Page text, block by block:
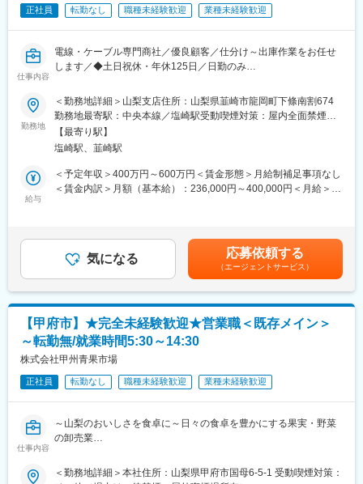
指しています。
■ミッション
といった業務でいかに円滑な営業サポートを実現します。基本的
に営業1人に対して営業アシスタント1名が付きます。
■組織構成
拠点長：40代、拠点長代理：30代、主任2名：30代の他は皆20代
と若い拠点です。拠点人員は約10名（営業職3名、営業事務3
名）。
■入社後
入社2、3ヶ月の研修（商材に関する知識を身に着けます）
主な取引先は医療機器、半導体製造装置、精密測定器等、産業用
電子機器を扱うメーカーです。当社の強みとしては量産品だけで
はなく細かなニーズに対応した特注品を提供できることであり、
商社でありながら自社工場（第一電材ファクトリー株式会社）を
構えて商品の加工などもできることです。創業以来、赤字決算に
なったことがなく55年以上すべての決算が「黒字経営」です。当
社の事業は世の中の状況や景気の影響を受けにくく、コロナ禍で
も業績は安定、さらには伸長している状況であり、製造現場の自
動化やデジタル化が急速に進む需要に応え、今後も成長していき
ます。
正社員 転勤なし 職種未経験歓迎 業種未経験歓迎
仕事内容
電線・ケーブル専門商社／優良顧客／仕分け～出庫作業をお任せ
します／◆土日祝休・年休125日／日勤のみ
部品が入ってきたら仕分け、入庫、ピッキング、出庫業務を行な
っていただきます。
また、在庫品の出庫やお客様への出荷業務も行っていただきま
す。お客様への直接納入もございます。
※フォークリフトの免許は会社負担で入社後に取得することができ
ます。
【変更の範囲：会社の定める業務】
ダーを目指すことも可能です。
拠点長：40代、拠点長代理：30代、主任2名：30代の他は皆20代
と若い拠点です。拠点人員は約20名です。
・顧客第一主義…顧客のすぐ近くに営業所を構えているため、急
なSOSに対応できことで、信頼関係の構築につながっています。
地域密着型であると同時にグローバル展開もしており、世界に影
響を与えています。
えば、世界トップ15位に入るような、半導体を扱う大手企業にな
ります。プロフェッショナルを相手に仕事をする中で、自分の裁
・チャレンジを応援する社風…同社には経験豊富な上司にすぐに
相談できる体制があるため、一人ひとりの成長が早く、多くの社
それが同社の魅力です。
勤務地
＜勤務地詳細＞山梨支店住所：山梨県韮崎市龍岡町下條南割674
勤務地最寄駅：中央本線／塩崎駅受動喫煙対策：屋内全面禁煙変
更の範囲：無
【最寄り駅】
塩崎駅、韮崎駅
給与
＜予定年収＞400万円～600万円＜賃金形態＞月給制補足事項なし
＜賃金内訳＞月額（基本給）：236,000円～400,000円＜月給＞
年目以降は4～5か月程の支給となります。賃金はあくまでも目安
の金額であり、選考を通じて上下する可能性があります。月給(月
額)は固定手当を含めた表記です。
気になる 応募依頼する
（エージェントサービス）
【甲府市】★完全未経験歓迎★営業職＜既存メイン＞
～転勤無/就業時間5:30～14:30
株式会社甲州青果市場
正社員 転勤なし 職種未経験歓迎 業種未経験歓迎
仕事内容
～山梨のおいしさを食卓に～日々の食卓を豊かにする果実・野菜
の卸売業
イベートの時間も確保！/年間休日117日～
＜勤務地詳細＞本社住所：山梨県甲府市国母6-5-1 受動喫煙対策：